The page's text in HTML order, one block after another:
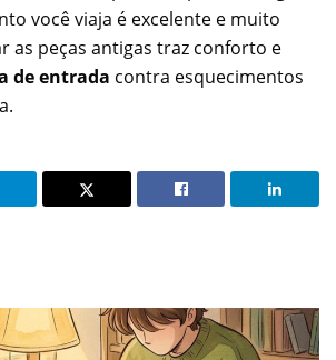
você viaja é excelente e muito
as peças antigas traz conforto e
de entrada contra esquecimentos